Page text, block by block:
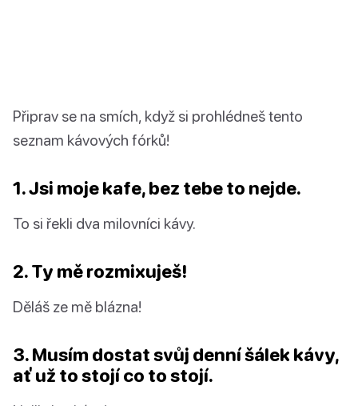
Připrav se na smích, když si prohlédneš tento
seznam kávových fórků!
1. Jsi moje kafe, bez tebe to nejde.
To si řekli dva milovníci kávy.
2. Ty mě rozmixuješ!
Děláš ze mě blázna!
3. Musím dostat svůj denní šálek kávy,
ať už to stojí co to stojí.